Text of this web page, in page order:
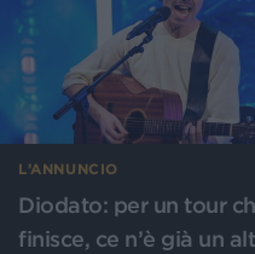
L’ANNUNCIO
Diodato: per un tour
finisce, ce n’è già un